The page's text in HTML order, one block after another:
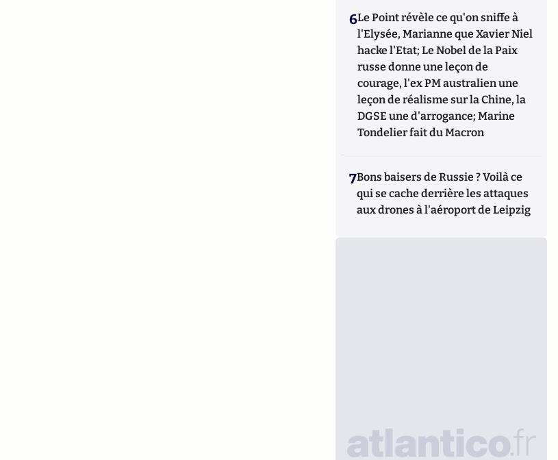
6Le Point révèle ce qu'on sniffe à
l'Elysée, Marianne que Xavier Niel
hacke l'Etat; Le Nobel de la Paix
russe donne une leçon de
courage, l'ex PM australien une
leçon de réalisme sur la Chine, la
DGSE une d'arrogance; Marine
Tondelier fait du Macron
7Bons baisers de Russie ? Voilà ce
qui se cache derrière les attaques
aux drones à l'aéroport de Leipzig